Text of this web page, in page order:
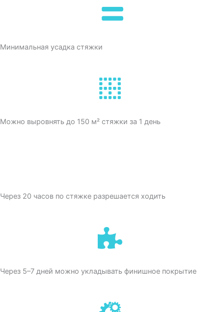
Минимальная усадка стяжки
Можно выровнять до 150 м² стяжки за 1 день
Через 20 часов по стяжке разрешается ходить
Через 5–7 дней можно укладывать финишное покрытие